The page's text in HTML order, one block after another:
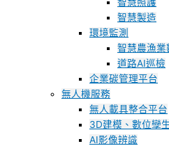
智慧製造
環境監測
智慧農漁業
道路AI巡檢
企業碳管理平台
無人機服務
無人載具整合平台
3D建模、數位孿
AI影像辨識